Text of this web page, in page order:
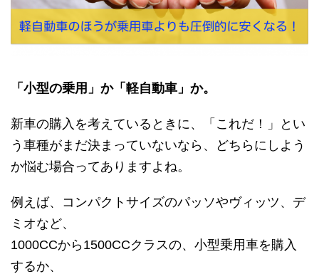
「小型の乗用」か「軽自動車」か。
新車の購入を考えているときに、「これだ！」とい
う車種がまだ決まっていないなら、どちらにしよう
か悩む場合ってありますよね。
例えば、コンパクトサイズのパッソやヴィッツ、デ
ミオなど、
1000CCから1500CCクラスの、小型乗用車を購入
するか、